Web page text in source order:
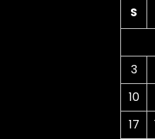
S
3
10
17